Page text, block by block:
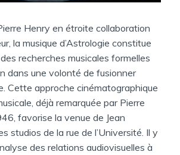
Henry en étroite collaboration
la musique d’Astrologie constitue
recherches musicales formelles
dans une volonté de fusionner
Cette approche cinématographique
déjà remarquée par Pierre
favorise la venue de Jean
studios de la rue de l’Université. Il y
des relations audiovisuelles à